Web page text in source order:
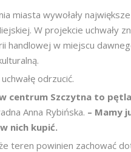
miasta wywołały
W projekcie uchwały
handlowej w miejscu
odrzucić.
centrum Szczytna to
Anna Rybińska. – Mamy
nich kupić.
teren powinien zachować